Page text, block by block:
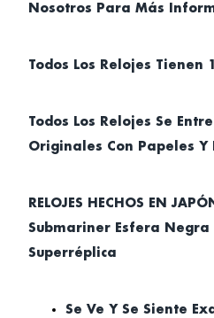
Nosotros Para Más
Todos Los Relojes Tienen
Todos Los Relojes Se
Originales Con Papeles Y
RELOJES HECHOS EN
Submariner Esfera Negra
Superréplica
Se Ve Y Se Siente